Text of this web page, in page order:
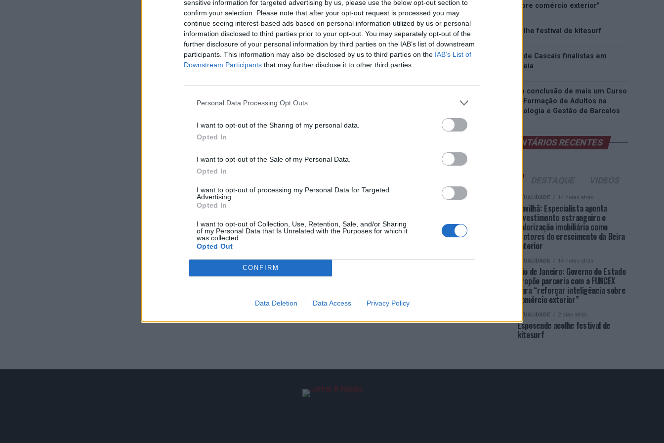
sensitive information for targeted advertising by us, please use the below opt-out section to
confirm your selection. Please note that after your opt-out request is processed you may
continue seeing interest-based ads based on personal information utilized by us or personal
information disclosed to third parties prior to your opt-out. You may separately opt-out of the
further disclosure of your personal information by third parties on the IAB’s list of downstream
participants. This information may also be disclosed by us to third parties on the IAB’s List of
Downstream Participants that may further disclose it to other third parties.
Personal Data Processing Opt Outs
I want to opt-out of the Sharing of my personal data.
Opted In
I want to opt-out of the Sale of my Personal Data.
Opted In
I want to opt-out of processing my Personal Data for Targeted
Advertising.
Opted In
I want to opt-out of Collection, Use, Retention, Sale, and/or Sharing
of my Personal Data that Is Unrelated with the Purposes for which it
was collected.
Opted Out
CONFIRM
Data Deletion Data Access Privacy Policy
inteligência sobre comércio exterior”
Esposende acolhe festival de kitesurf
Cinco projetos de Cascais finalistas em
iniciativa europeia
EMEC celebra a conclusão de mais um Curso
de Educação e Formação de Adultos na
Escola de Tecnologia e Gestão de Barcelos
COMENTÁRIOS RECENTES
ATUALIDADE 14 horas atrás
Covilhã: Especialista aponta
investimento estrangeiro e
valorização imobiliária como
motores do crescimento da Beira
Interior
ATUALIDADE 14 horas atrás
Rio de Janeiro: Governo do Estado
propõe parceria com a FUNCEX
para “reforçar inteligência sobre
comércio exterior”
ATUALIDADE 2 dias atrás
Esposende acolhe festival de
kitesurf